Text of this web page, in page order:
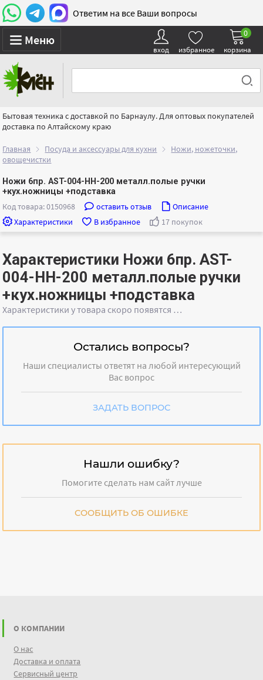
Ответим на все Ваши вопросы
Меню
вход избранное корзина
0
Бытовая техника с доставкой по Барнаулу. Для оптовых покупателей
доставка по Алтайскому краю
Главная Посуда и аксессуары для кухни
Ножи, ножеточки,
овощечистки
Ножи 6пр. AST-004-HH-200 металл.полые ручки
+кух.ножницы +подставка
Код товара: 0150968 оставить отзыв
Описание
Характеристики
В избранное 17 покупок
Характеристики Ножи 6пр. AST-
004-HH-200 металл.полые ручки
+кух.ножницы +подставка
Характеристики у товара скоро появятся …
Остались вопросы?
Наши специалисты ответят на любой интересующий
Вас вопрос
ЗАДАТЬ ВОПРОС
Нашли ошибку?
Помогите сделать нам сайт лучше
СООБЩИТЬ ОБ ОШИБКЕ
О КОМПАНИИ
О нас
Доставка и оплата
Сервисный центр